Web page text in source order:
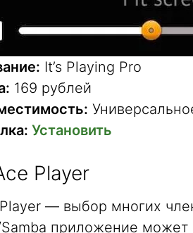
It’s Playing Pro
169 рублей
Установить
Player
— выбор многих
приложение может